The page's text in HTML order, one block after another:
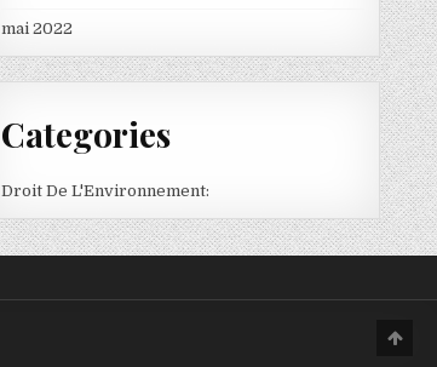
mai 2022
Categories
Droit De L'Environnement: